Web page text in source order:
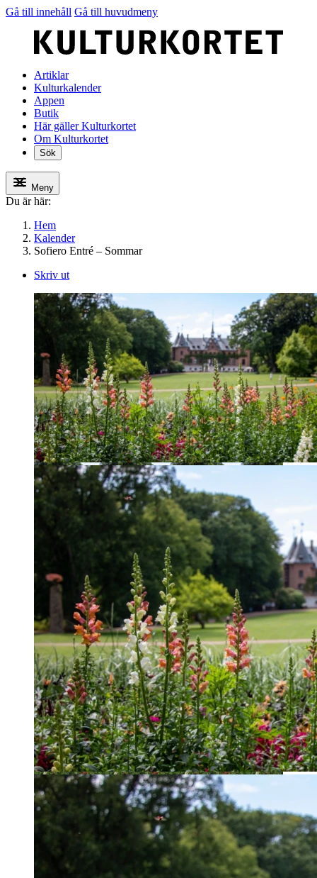
Gå till innehåll Gå till huvudmeny
Artiklar
Kulturkalender
Appen
Butik
Här gäller Kulturkortet
Om Kulturkortet
Sök
Meny
Du är här:
Hem
Kalender
Sofiero Entré – Sommar
Skriv ut